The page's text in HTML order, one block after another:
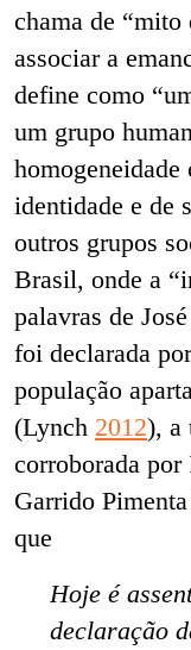
chama de “mito
associar a
define como
um grupo
identidade e de
outros grupos
Brasil, onde a
palavras de
foi declarada
população
(Lynch 2012), a
corroborada por
Garrido
que
Hoje é
declaração